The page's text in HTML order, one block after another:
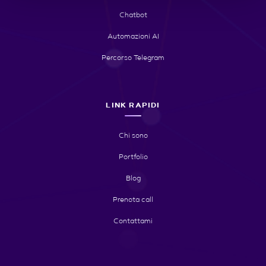
Chatbot
Automazioni AI
Percorso Telegram
LINK RAPIDI
Chi sono
Portfolio
Blog
Prenota call
Contattami